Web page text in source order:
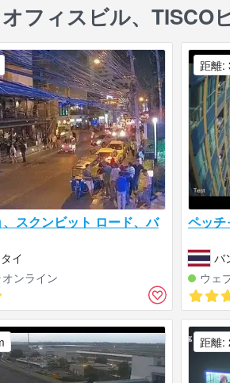
フィスビル、TISCO
スクンビット ロード、バ
イ
ンライン
ペッチ
バ
ウェ
距離:
距離: